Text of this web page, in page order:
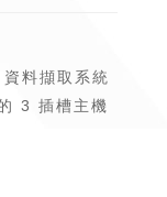
料擷取系統
3 插槽主機